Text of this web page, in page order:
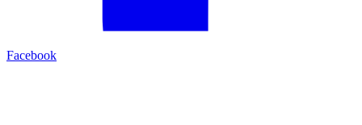
Facebook